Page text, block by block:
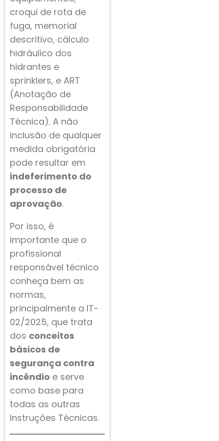
croqui de rota de
fuga, memorial
descritivo, cálculo
hidráulico dos
hidrantes e
sprinklers, e ART
(Anotação de
Responsabilidade
Técnica). A não
inclusão de qualquer
medida obrigatória
pode resultar em
indeferimento do
processo de
aprovação.
Por isso, é
importante que o
profissional
responsável técnico
conheça bem as
normas,
principalmente a IT-
02/2025, que trata
dos conceitos
básicos de
segurança contra
incêndio e serve
como base para
todas as outras
Instruções Técnicas.